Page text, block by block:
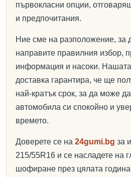
първокласни опции,
и предпочитания.
Ние сме на разположение, за
направите правилния избор,
информация и насоки.
доставка гарантира, че ще
най-кратък срок, за да може
автомобила си спокойно и
времето.
Доверете се на 24gumi.bg за
215/55R16 и се насладете на
шофиране през цялата